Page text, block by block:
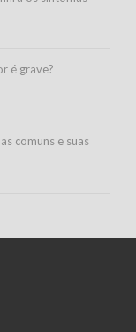
é grave?
comuns e suas